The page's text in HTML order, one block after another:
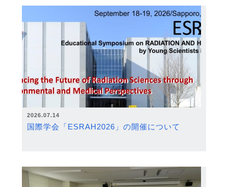
2026.07.14
国際学会「ESRAH2026」の開催について